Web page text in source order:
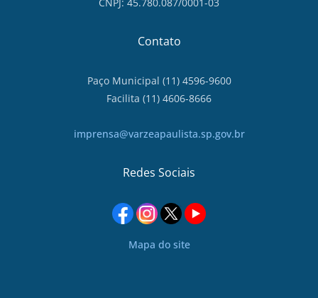
Contato
Paço Municipal (11) 4596-9600
Facilita (11) 4606-8666
imprensa@varzeapaulista.sp.gov.br
Redes Sociais
Mapa do site